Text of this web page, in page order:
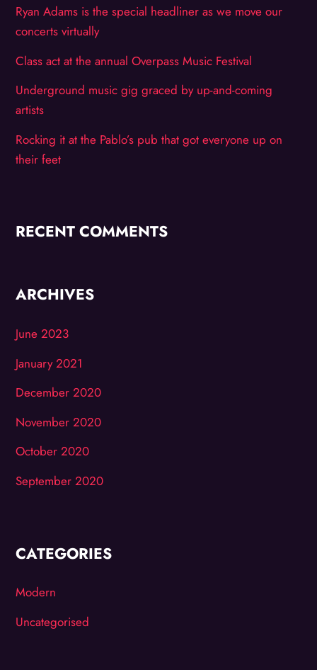
Ryan Adams is the special headliner as we move our
concerts virtually
Class act at the annual Overpass Music Festival
Underground music gig graced by up-and-coming
artists
Rocking it at the Pablo’s pub that got everyone up on
their feet
RECENT COMMENTS
ARCHIVES
June 2023
January 2021
December 2020
November 2020
October 2020
September 2020
CATEGORIES
Modern
Uncategorised